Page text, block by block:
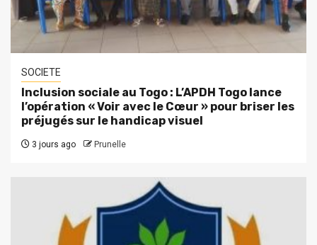
SOCIETE
Inclusion sociale au Togo : L’APDH Togo lance
l’opération « Voir avec le Cœur » pour briser les
préjugés sur le handicap visuel
3 jours ago Prunelle